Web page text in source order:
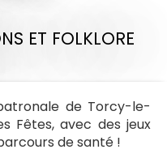
ET FOLKLORE
de Torcy-le-
Fêtes, avec des jeux
de santé !